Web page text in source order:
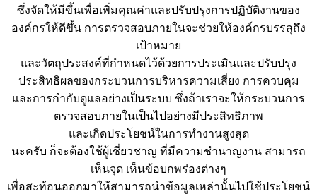
ซึ่งจัดให้มีขึ้นเพื่อเพิ่มคุณค่าและปรับปรุงการปฏิบัติงานของ
องค์กรให้ดีขึ้น การตรวจสอบภายในจะช่วยให้องค์กรบรรลุถึง
เป้าหมาย
และวัตถุประสงค์ที่กำหนดไว้ด้วยการประเมินและปรับปรุง
ประสิทธิผลของกระบวนการบริหารความเสี่ยง การควบคุม
และการกำกับดูแลอย่างเป็นระบบ ซึ่งถ้าเราจะให้กระบวนการ
ตรวจสอบภายในเป็นไปอย่างมีประสิทธิภาพ
และเกิดประโยชน์ในการทำงานสูงสุด
นะครับ ก็จะต้องใช้ผู้เชี่ยวชาญ ที่มีความชำนาญงาน สามารถ
เห็นจุด เห็นข้อบกพร่องต่างๆ
เพื่อสะท้อนออกมาให้สามารถนำข้อมูลเหล่านั้นไปใช้ประโยชน์